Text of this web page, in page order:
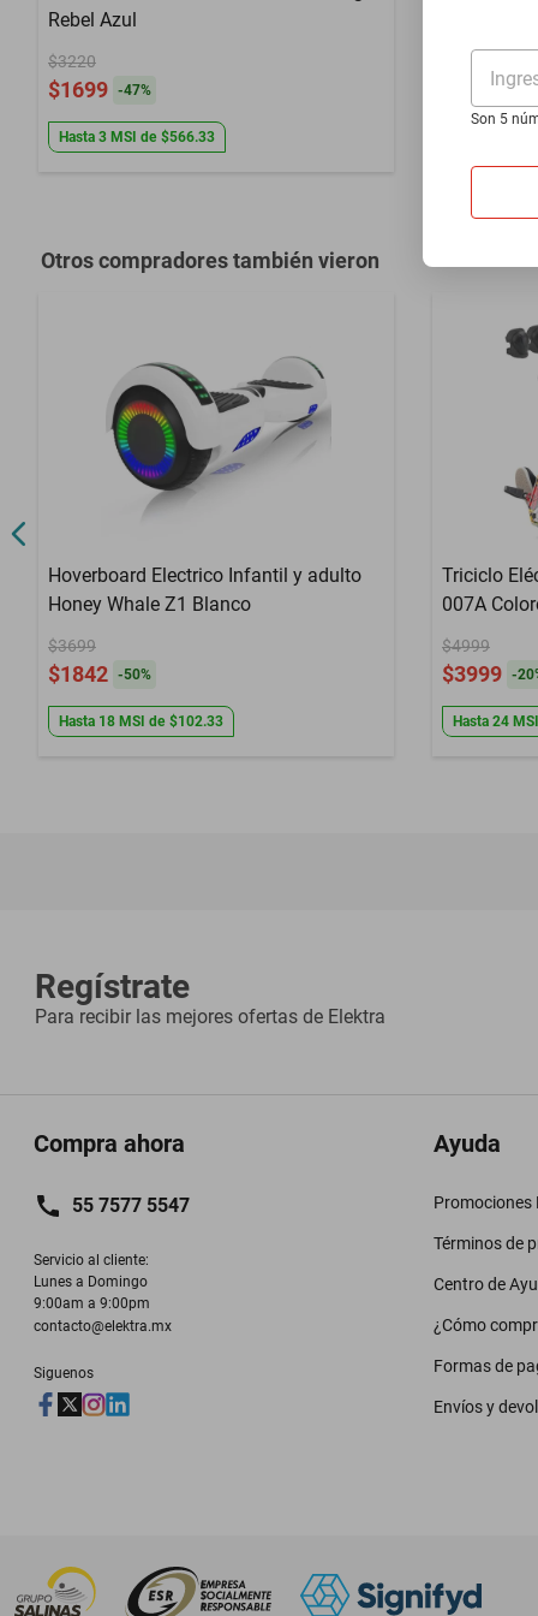
Son 5
Plazas
Velocidad máxima 2.5 km/h
Eléctrico
Rebel Azul
$3220
$1699 -47%
Hasta 3 MSI de $566.33
$3999 -20
Otros compradores también vieron
Hoverboard Electrico Infantil y adulto
Honey Whale Z1 Blanco
$3699
$1842 -50%
Hasta 18 MSI de $102.33
Triciclo
007A
$4999
$3999 -20
Hasta 24 MSI
Regístrate
Para recibir las mejores ofertas de Elektra
Compra ahora
55 7577 5547
Servicio al cliente:
Lunes a Domingo
9:00am a 9:00pm
contacto@elektra.mx
Siguenos
Ayuda
Promociones
Términos de
Centro de
¿Cómo
Formas de
Envíos y